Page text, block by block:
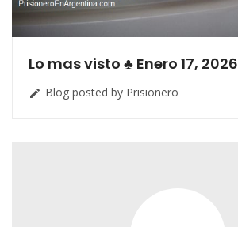
Lo mas visto ♣ Enero 17, 2026
 Blog posted by Prisionero